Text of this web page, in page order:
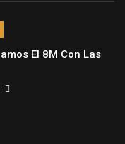
El 8M Con Las